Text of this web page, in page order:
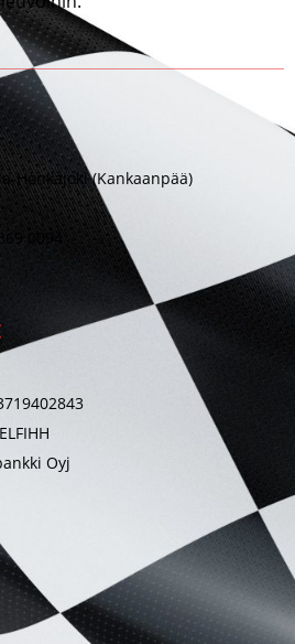
Honkajoki (Kankaanpää)
0094
Oyj